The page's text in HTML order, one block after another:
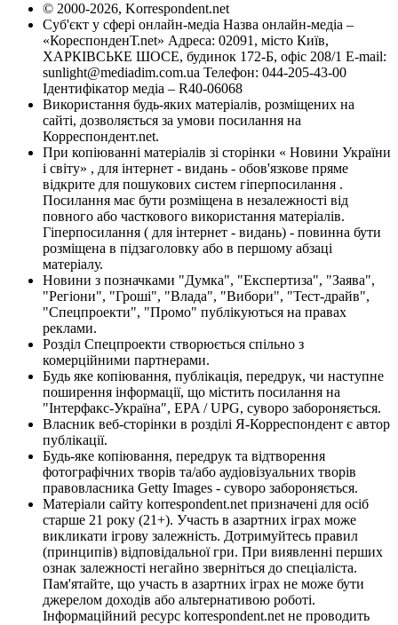
© 2000-2026, Korrespondent.net
Суб'єкт у сфері онлайн-медіа Назва онлайн-медіа –
«КореспонденТ.net» Адреса: 02091, місто Київ,
ХАРКІВСЬКЕ ШОСЕ, будинок 172-Б, офіс 208/1 E-mail:
sunlight@mediadim.com.ua Телефон: 044-205-43-00
Ідентифікатор медіа – R40-06068
Використання будь-яких матеріалів, розміщених на
сайті, дозволяється за умови посилання на
Корреспондент.net.
При копіюванні матеріалів зі сторінки « Новини України
і світу» , для інтернет - видань - обов'язкове пряме
відкрите для пошукових систем гіперпосилання .
Посилання має бути розміщена в незалежності від
повного або часткового використання матеріалів.
Гіперпосилання ( для інтернет - видань) - повинна бути
розміщена в підзаголовку або в першому абзаці
матеріалу.
Новини з позначками "Думка", "Експертиза", "Заява",
"Регіони", "Гроші", "Влада", "Вибори", "Тест-драйв",
"Спецпроекти", "Промо" публікуються на правах
реклами.
Розділ Спецпроекти створюється спільно з
комерційними партнерами.
Будь яке копіювання, публікація, передрук, чи наступне
поширення інформації, що містить посилання на
"Інтерфакс-Україна", EPA / UPG, суворо забороняється.
Власник веб-сторінки в розділі Я-Корреспондент є автор
публікації.
Будь-яке копіювання, передрук та відтворення
фотографічних творів та/або аудіовізуальних творів
правовласника Getty Images - суворо забороняється.
Матеріали сайту korrespondent.net призначені для осіб
старше 21 року (21+). Участь в азартних іграх може
викликати ігрову залежність. Дотримуйтесь правил
(принципів) відповідальної гри. При виявленні перших
ознак залежності негайно зверніться до спеціаліста.
Пам'ятайте, що участь в азартних іграх не може бути
джерелом доходів або альтернативою роботі.
Інформаційний ресурс korrespondent.net не проводить